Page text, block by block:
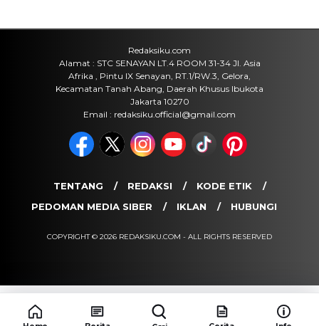
Terbaru
Upacara HUT RI 81 di Istana
Merdeka, Persiapan dan Rangkaian
Peringatan Kemerdekaan 2026
Kamis, 6 Agu 2026 - 15:01 WIB
POPULER
Sosok Ini Bongkar Siapa Sebenarnya Dalang Demo 25
Agustus yang Berakhir Ricuh: Bukan Intervensi Asing
5 Resep Cumi yang Mantul dan Mudah Dimasak